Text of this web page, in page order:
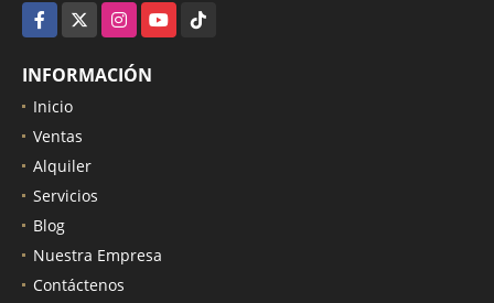
Facebook
InstagramYouTubeTikTok
INFORMACIÓN
Inicio
Ventas
Alquiler
Servicios
Blog
Nuestra Empresa
Contáctenos